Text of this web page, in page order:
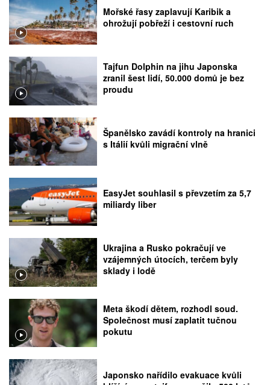
Mořské řasy zaplavují Karibik a
ohrožují pobřeží i cestovní ruch
Tajfun Dolphin na jihu Japonska
zranil šest lidí, 50.000 domů je bez
proudu
Španělsko zavádí kontroly na hranici
s Itálií kvůli migrační vlně
EasyJet souhlasil s převzetím za 5,7
miliardy liber
Ukrajina a Rusko pokračují ve
vzájemných útocích, terčem byly
sklady i lodě
Meta škodí dětem, rozhodl soud.
Společnost musí zaplatit tučnou
pokutu
Japonsko nařídilo evakuace kvůli